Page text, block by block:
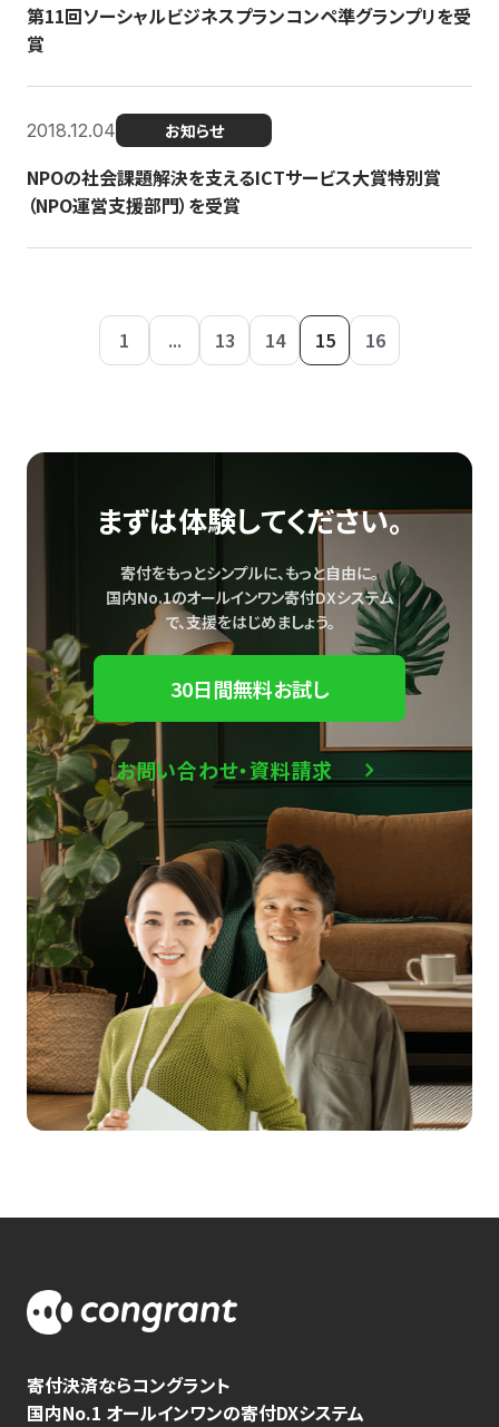
第11回ソーシャルビジネスプランコンペ準グランプリを受
賞
2018.12.04 お知らせ
NPOの社会課題解決を支えるICTサービス大賞特別賞
（NPO運営支援部門）を受賞
1 ... 13 14 15 16
まずは体験してください。
寄付をもっとシンプルに、もっと自由に。
国内No.1のオールインワン寄付DXシステム
で、支援をはじめましょう。
30日間無料お試し
お問い合わせ・資料請求
寄付決済ならコングラント
国内No.1 オールインワンの寄付DXシステム